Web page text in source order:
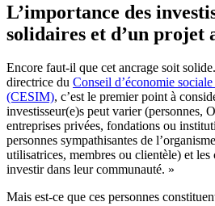
L’importance des
solidaires et d’un projet
Encore faut-il que cet ancrage soit
directrice du Conseil d’économie
(CESIM), c’est le premier point à
investisseur(e)s peut varier (personnes,
entreprises privées, fondations ou
personnes sympathisantes de
utilisatrices, membres ou clientèle) et
investir dans leur communauté. »
Mais est-ce que ces personnes